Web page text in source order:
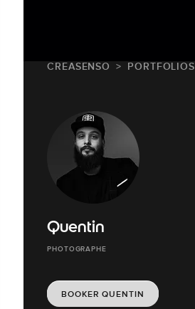
CREASENSO PORTFOLIOS
Quentin
PHOTOGRAPHE
BOOKER QUENTIN